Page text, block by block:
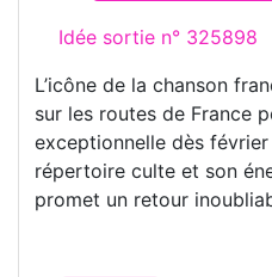
Idée sortie n° 325898
L’icône de la chanson
sur les routes de France
exceptionnelle dès
répertoire culte et son
promet un retour